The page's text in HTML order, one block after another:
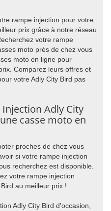
rampe injection pour votre
prix grâce à notre réseau
votre rampe
moto près de chez vous
moto en ligne pour
Comparez leurs offres et
votre Adly City Bird pas
Adly City
casse moto en
proches de chez vous
si votre rampe injection
recherchez est disponible.
votre rampe injection
au meilleur prix !
Adly City Bird d'occasion,